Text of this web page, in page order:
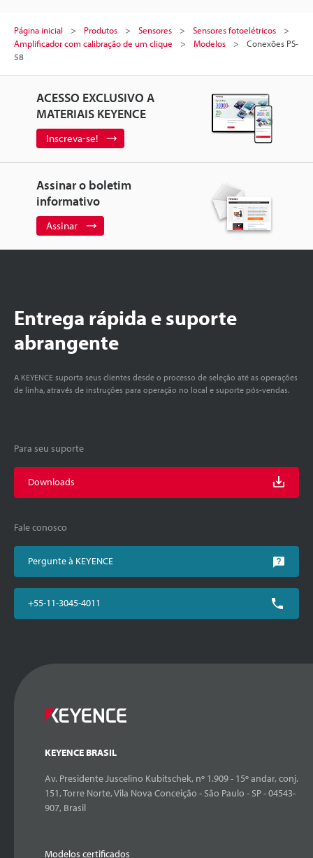
Página inicial Produtos Sensores
Sensores fotoelétricos
Amplificador com calibração de um clique
Modelos
Conexões PS-
58
ACESSO EXCLUSIVO A
MATERIAIS KEYENCE
Inscreva-se!
Assinar o boletim
informativo
Assinar
Entrega rápida e suporte
abrangente
A KEYENCE suporta seus clientes desde o processo de seleção até as operações
de linha, através de instruções para operação no local e suporte pós-vendas.
Para seu suporte
Downloads
Fale conosco
Pergunte à KEYENCE
+55-11-3045-4011
KEYENCE BRASIL
Av. Presidente Juscelino Kubitschek, nº 1.909 - 15º andar, conj.
151, Torre Norte, Vila Nova Conceição - São Paulo - SP - 04543-
907, Brasil
Modelos certificados